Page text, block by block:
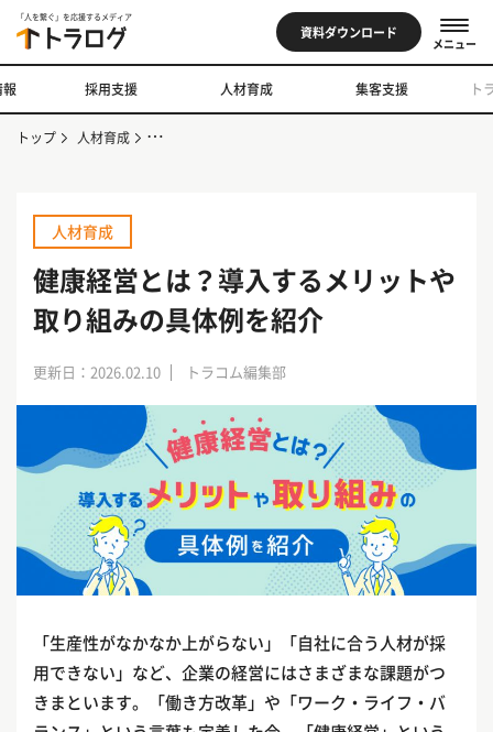
「人を繋ぐ」を応援するメディア
資料ダウンロード
メニュー
採用支援 人材育成 集客支援 ト
トップ 人材育成 健康経営とは？導入するメリットや取り組みの具体例を紹
人材育成
健康経営とは？導入するメリットや
取り組みの具体例を紹介
更新日：2026.02.10 トラコム編集部
「生産性がなかなか上がらない」「自社に合う人材が採
用できない」など、企業の経営にはさまざまな課題がつ
きまといます。「働き方改革」や「ワーク・ライフ・バ